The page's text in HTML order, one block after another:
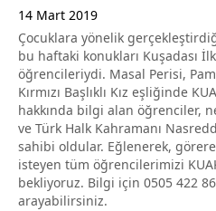
14 Mart 2019
Çocuklara yönelik
bu haftaki konukları Kuşadası
öğrencileriydi. Masal Perisi,
Kırmızı Başlıklı Kız eşliğinde
hakkında bilgi alan öğrenciler,
ve Türk Halk Kahramanı
sahibi oldular. Eğlenerek,
isteyen tüm öğrencilerimizi
bekliyoruz. Bilgi için 0505 422
arayabilirsiniz.
Post
navigation